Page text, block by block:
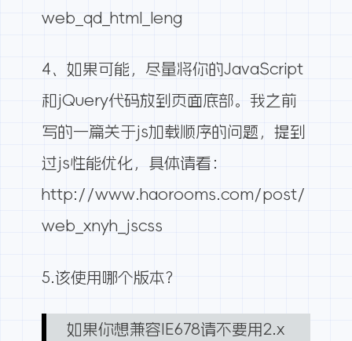
web_qd_html_leng
4、如果可能，尽量将你的JavaScript
和jQuery代码放到页面底部。我之前
写的一篇关于js加载顺序的问题，提到
过js性能优化 ，具体请看：
http://www.haorooms.com/post/
web_xnyh_jscss
5.该使用哪个版本？
如果你想兼容IE678请不要用2.x